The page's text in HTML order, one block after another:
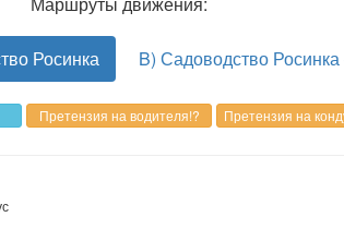
Росинка B) Садоводство